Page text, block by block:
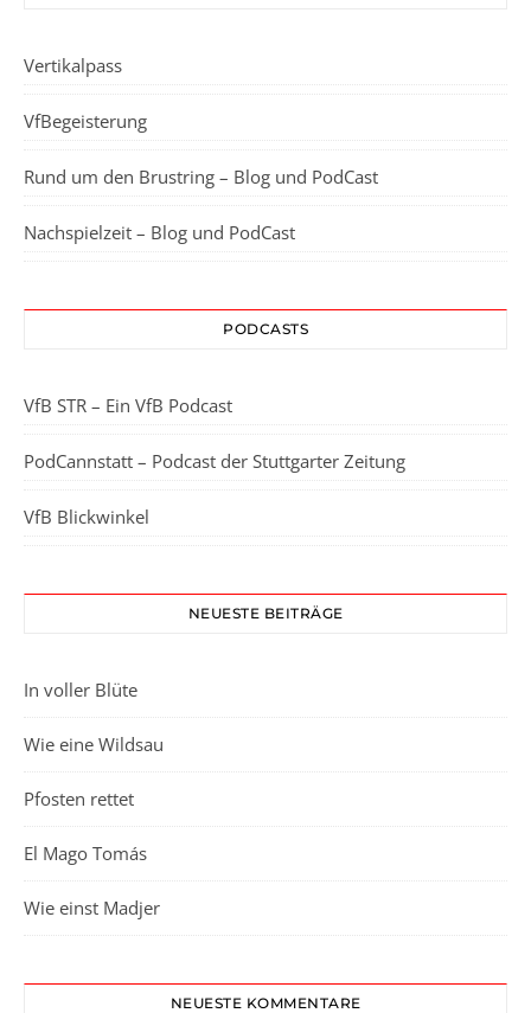
Vertikalpass
VfBegeisterung
Rund um den Brustring – Blog und PodCast
Nachspielzeit – Blog und PodCast
PODCASTS
VfB STR – Ein VfB Podcast
PodCannstatt – Podcast der Stuttgarter Zeitung
VfB Blickwinkel
NEUESTE BEITRÄGE
In voller Blüte
Wie eine Wildsau
Pfosten rettet
El Mago Tomás
Wie einst Madjer
NEUESTE KOMMENTARE